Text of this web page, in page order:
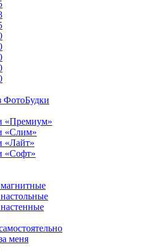
ФотоБудки
«Премиум»
«Слим»
«Лайт»
«Софт»
меня